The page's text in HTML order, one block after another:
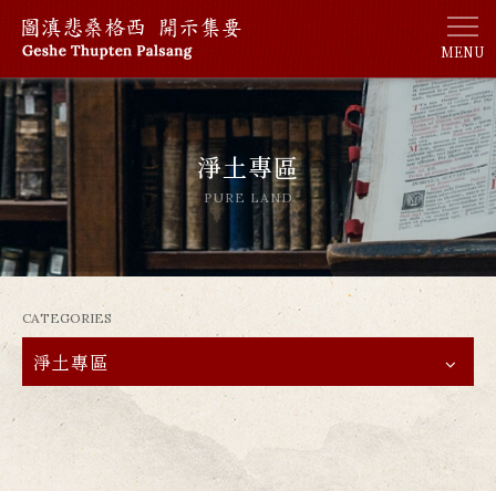
淨土專區
PURE LAND
CATEGORIES
淨土專區
MENU